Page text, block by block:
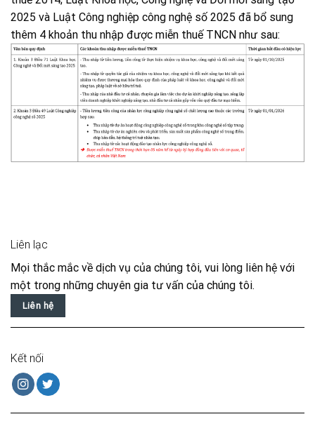
2025 và Luật Công nghiệp công nghệ số 2025 đã bổ sung
thêm 4 khoản thu nhập được miễn thuế TNCN như sau:
Liên lạc
Mọi thắc mắc về dịch vụ của chúng tôi, vui lòng liên hệ với
một trong những chuyên gia tư vấn của chúng tôi.
Liên hệ
Kết nối